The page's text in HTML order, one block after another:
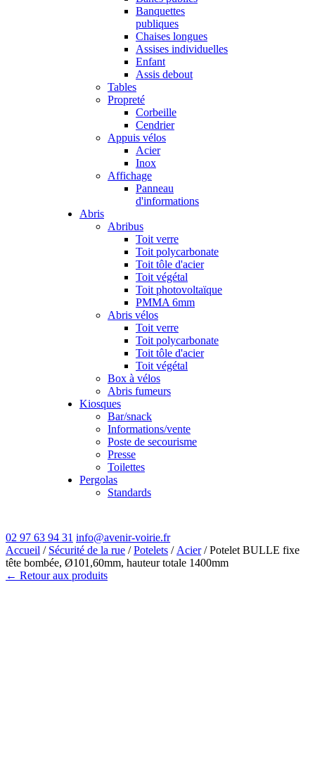
Banquettes
publiques
Chaises longues
Assises individuelles
Enfant
Assis debout
Tables
Propreté
Corbeille
Cendrier
Appuis vélos
Acier
Inox
Affichage
Panneau
d'informations
Abris
Abribus
Toit verre
Toit polycarbonate
Toit tôle d'acier
Toit végétal
Toit photovoltaïque
PMMA 6mm
Abris vélos
Toit verre
Toit polycarbonate
Toit tôle d'acier
Toit végétal
Box à vélos
Abris fumeurs
Kiosques
Bar/snack
Informations/vente
Poste de secourisme
Presse
Toilettes
Pergolas
Standards
02 97 63 94 31 info@avenir-voirie.fr
Accueil / Sécurité de la rue /Potelets / Acier/ Potelet BULLE fixe
tête bombée, Ø101,60mm, hauteur totale 1400mm
← Retour aux produits